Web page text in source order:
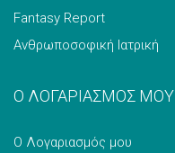
Fantasy Report
Ανθρωποσοφική Ιατρική
Ο ΛΟΓΑΡΙΑΣΜΟΣ ΜΟΥ
Ο Λογαριασμός μου